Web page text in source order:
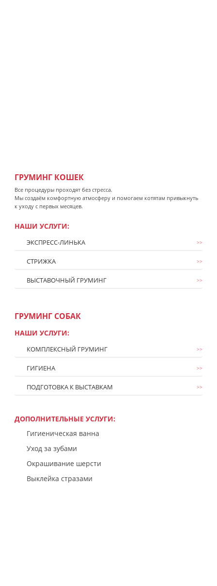
ГРУМИНГ КОШЕК
Все процедуры проходят без стресса.
Мы создаём комфортную атмосферу и помогаем котятам привыкнуть
к уходу с первых месяцев.
НАШИ УСЛУГИ:
ЭКСПРЕСС-ЛИНЬКА >>
СТРИЖКА >>
ВЫСТАВОЧНЫЙ ГРУМИНГ >>
ГРУМИНГ СОБАК
НАШИ УСЛУГИ:
КОМПЛЕКСНЫЙ ГРУМИНГ >>
ГИГИЕНА >>
ПОДГОТОВКА К ВЫСТАВКАМ >>
ДОПОЛНИТЕЛЬНЫЕ УСЛУГИ:
Гигиеническая ванна
Уход за зубами
Окрашивание шерсти
Выклейка стразами